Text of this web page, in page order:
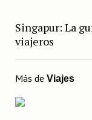
Singapur: La
viajeros
Más de Viajes